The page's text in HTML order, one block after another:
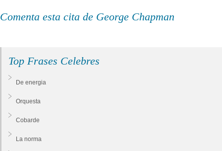
Comenta esta cita de George Chapman
Top Frases Celebres
De energia
Orquesta
Cobarde
La norma